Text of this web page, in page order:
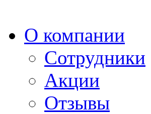
О компании
Сотрудники
Акции
Отзывы